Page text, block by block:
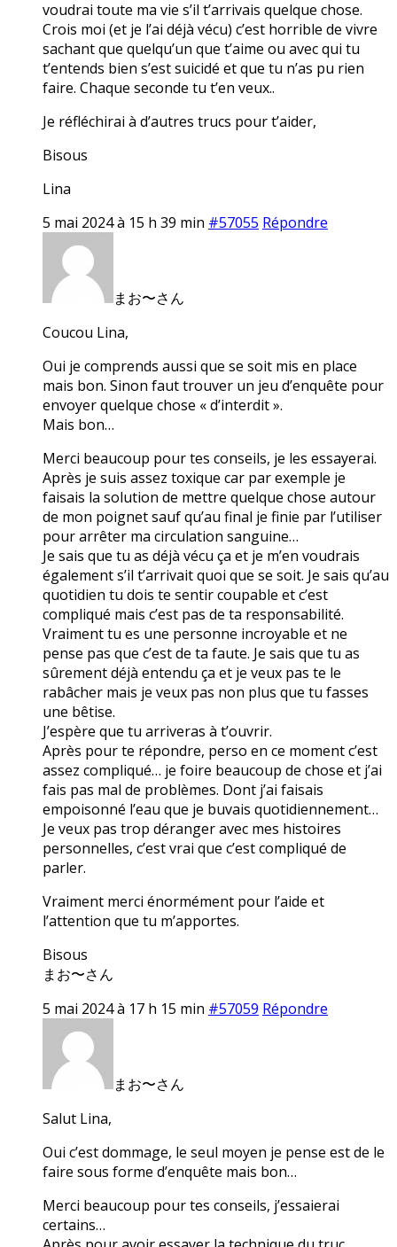
voudrai toute ma vie s’il t’arrivais quelque chose.
Crois moi (et je l’ai déjà vécu) c’est horrible de vivre
sachant que quelqu’un que t’aime ou avec qui tu
t’entends bien s’est suicidé et que tu n’as pu rien
faire. Chaque seconde tu t’en veux..
Je réfléchirai à d’autres trucs pour t’aider,
Bisous
Lina
5 mai 2024 à 15 h 39 min #57055 Répondre
まお〜さん
Coucou Lina,
Oui je comprends aussi que se soit mis en place
mais bon. Sinon faut trouver un jeu d’enquête pour
envoyer quelque chose « d’interdit ».
Mais bon…
Merci beaucoup pour tes conseils, je les essayerai.
Après je suis assez toxique car par exemple je
faisais la solution de mettre quelque chose autour
de mon poignet sauf qu’au final je finie par l’utiliser
pour arrêter ma circulation sanguine…
Je sais que tu as déjà vécu ça et je m’en voudrais
également s’il t’arrivait quoi que se soit. Je sais qu’au
quotidien tu dois te sentir coupable et c’est
compliqué mais c’est pas de ta responsabilité.
Vraiment tu es une personne incroyable et ne
pense pas que c’est de ta faute. Je sais que tu as
sûrement déjà entendu ça et je veux pas te le
rabâcher mais je veux pas non plus que tu fasses
une bêtise.
J’espère que tu arriveras à t’ouvrir.
Après pour te répondre, perso en ce moment c’est
assez compliqué… je foire beaucoup de chose et j’ai
fais pas mal de problèmes. Dont j’ai faisais
empoisonné l’eau que je buvais quotidiennement…
Je veux pas trop déranger avec mes histoires
personnelles, c’est vrai que c’est compliqué de
parler.
Vraiment merci énormément pour l’aide et
l’attention que tu m’apportes.
Bisous
まお〜さん
5 mai 2024 à 17 h 15 min #57059 Répondre
まお〜さん
Salut Lina,
Oui c’est dommage, le seul moyen je pense est de le
faire sous forme d’enquête mais bon…
Merci beaucoup pour tes conseils, j’essaierai
certains…